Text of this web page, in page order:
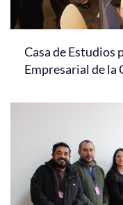
Casa de Estudios
Empresarial de la